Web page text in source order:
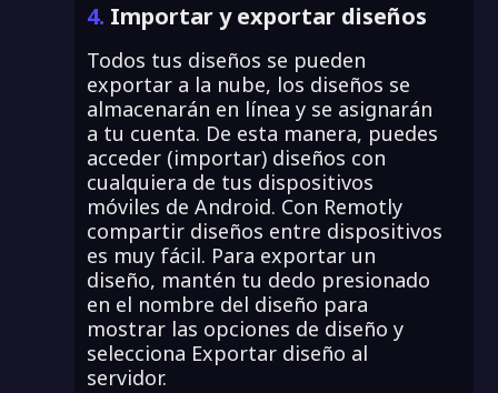
4. Importar y exportar diseños
Todos tus diseños se pueden
exportar a la nube, los diseños se
almacenarán en línea y se asignarán
a tu cuenta. De esta manera, puedes
acceder (importar) diseños con
cualquiera de tus dispositivos
móviles de Android. Con Remotly
compartir diseños entre dispositivos
es muy fácil. Para exportar un
diseño, mantén tu dedo presionado
en el nombre del diseño para
mostrar las opciones de diseño y
selecciona Exportar diseño al
servidor.